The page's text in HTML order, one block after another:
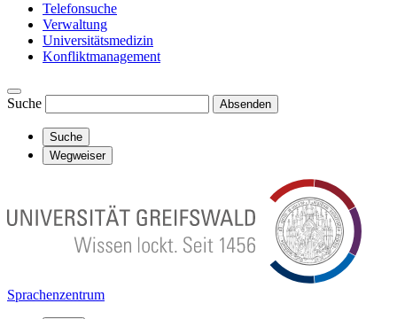
Telefonsuche
Verwaltung
Universitätsmedizin
Konfliktmanagement
Suche Absenden
Suche
Wegweiser
Sprachenzentrum